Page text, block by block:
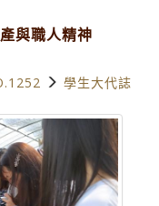
與職人精神
學生大代誌